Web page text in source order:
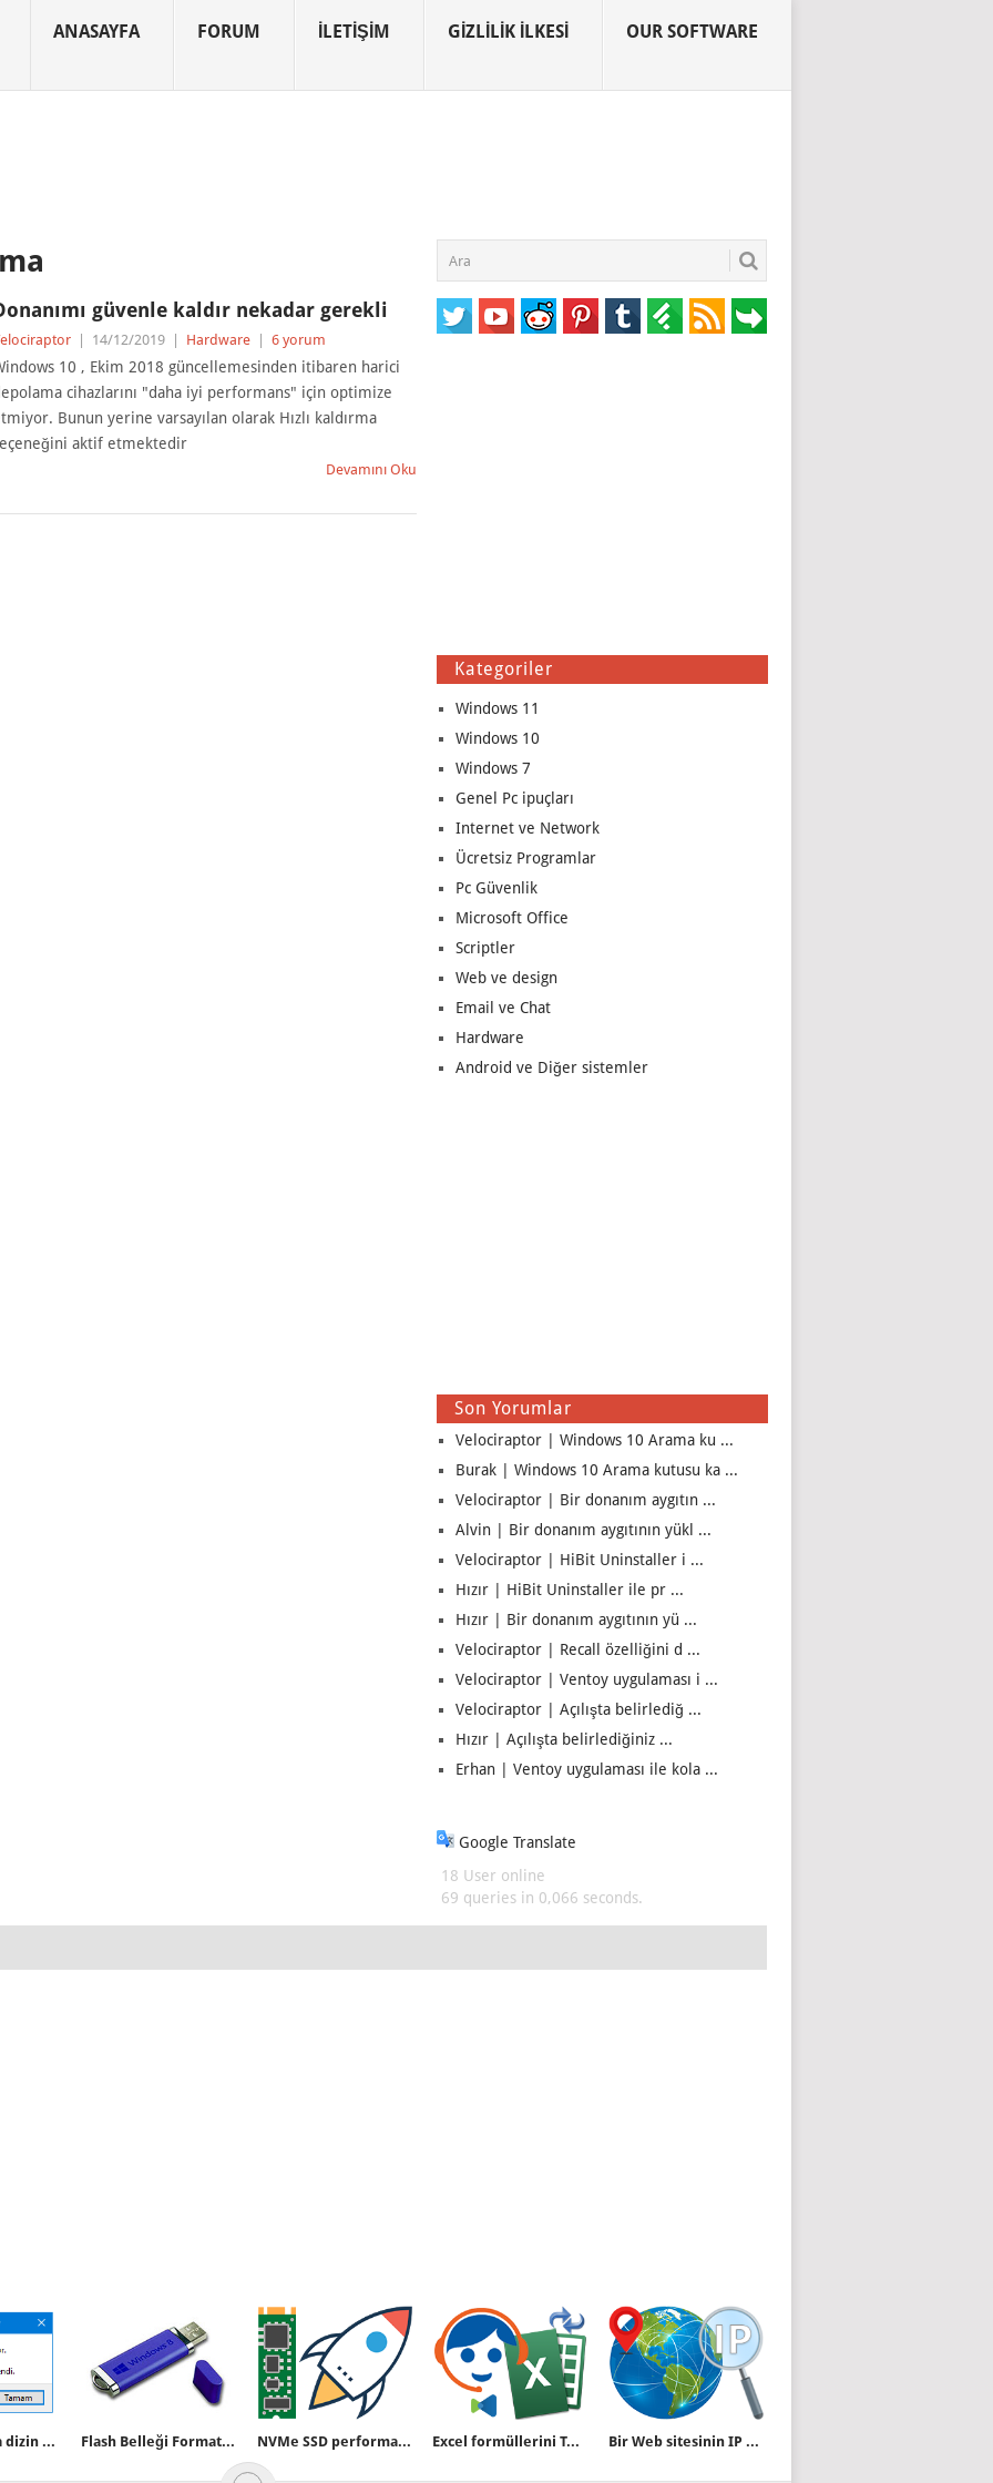
ANASAYFA FORUM İLETIŞIM GIZLILIK İLKESI OUR SOFTWARE
güvenle kaldır nekadar gerekli
14/12/2019 Hardware 6 yorum
10 , Ekim 2018 güncellemesinden itibaren harici
cihazlarını "daha iyi performans" için optimize
Bunun yerine varsayılan olarak Hızlı kaldırma
aktif etmektedir
Devamını Oku
Kategoriler
Windows 11
Windows 10
Windows 7
Genel Pc ipuçları
Internet ve Network
Ücretsiz Programlar
Pc Güvenlik
Microsoft Office
Scriptler
Web ve design
Email ve Chat
Hardware
Android ve Diğer sistemler
Son Yorumlar
Velociraptor | Windows 10 Arama ku ...
Burak | Windows 10 Arama kutusu ka ...
Velociraptor | Bir donanım aygıtın ...
Alvin | Bir donanım aygıtının yükl ...
Velociraptor | HiBit Uninstaller i ...
Hızır | HiBit Uninstaller ile pr ...
Hızır | Bir donanım aygıtının yü ...
Velociraptor | Recall özelliğini d ...
Velociraptor | Ventoy uygulaması i ...
Velociraptor | Açılışta belirlediğ ...
Hızır | Açılışta belirlediğiniz ...
Erhan | Ventoy uygulaması ile kola ...
Google Translate
18 User online
69 queries in 0,066 seconds.
Bir kullanıcıya dizin erişimini yasaklama Flash Belleği Formatlamadan Bootable yapalım NVMe SSD performansını yüzde 80 arttır Excel formüllerini Türkçeye veya başka dillere çevirelim Bir Web sitesinin IP si nasıl bulunur